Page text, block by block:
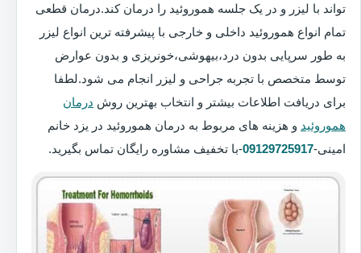
تواند با لیزر و در یک جلسه هموروئید را درمان کند.درمان قطعی
تمام انواع هموروئید داخلی و خارجی با پیشرفته ترین انواع لیزر
به طور سرپایی بدون درد،بیهوشی،خونریزی و بدون عوارض
توسط متخصص با تجربه جراحی و لیزر انجام می شود.لطفا
برای دریافت اطلاعات بیشتر و انتخاب بهترین روش درمان
هموروئید و هزینه های مربوط به درمان هموروئید در یزد خانم
امینی-09129725917-با تخفیف مشاوره رایگان تماس بگیرید.